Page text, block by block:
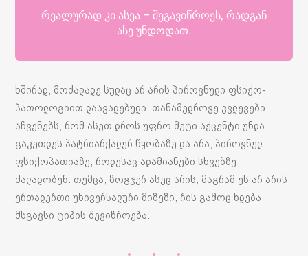
რეალურად კი ასეა – შეგავიწროეს, რადგან
ასე უნდოდათ.
ხშირად, მოძალადე სულაც არ არის პიროვნული ფსიქო-
პათოლოგიით დაავადებული. თანამედროვე კვლევები
აჩვენებს, რომ ასეთ დროს უფრო მეტი აქცენტი უნდა
გაკეთდეს პატრიარქალურ წყობაზე და არა, პიროვნულ
ფსიქოპათიაზე, როდესაც ადამიანები სხვებზე
ძალადობენ. თუმცა, ზოგჯერ ასეც არის, მაგრამ ეს არ არის
ერთადერთი უნივერსალური მიზეზი, რის გამოც ხდება
მსგავსი ტიპის შევიწროება.